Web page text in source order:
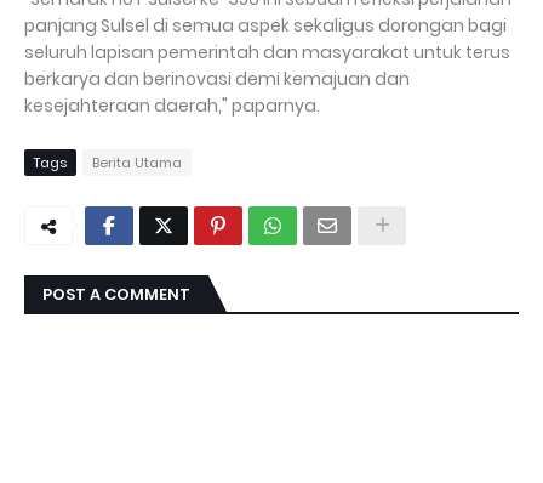
panjang Sulsel di semua aspek sekaligus dorongan bagi
seluruh lapisan pemerintah dan masyarakat untuk terus
berkarya dan berinovasi demi kemajuan dan
kesejahteraan daerah," paparnya.
Tags Berita Utama
POST A COMMENT